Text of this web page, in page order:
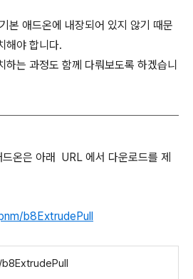
본 애드온에 내장되어 있지 않기 때문
해야 합니다.
하는 과정도 함께 다뤄보도록 하겠습니
온은 아래 URL 에서 다운로드를 제
b8ExtrudePull